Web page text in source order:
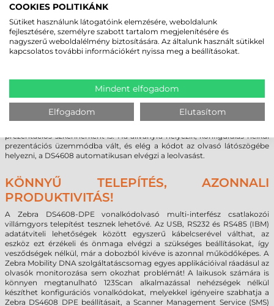
magasságból többször is leeshetnek betonkeménységű felületekre
anélkül, hogy sérülne az eszköz, fél méteres ejtéseket pedig még 2.000
alkalom után is károsodásmentesen vészelnek át.
A Zebra DS4608 DPE pisztolynyél markolata ergonomikus, biztos
fogást és célzást tesz lehetővé, kezelése intuitív, a műveletek
eredményéről számos módon tud visszajelzést adni, a felhasználó
módon. A tipikusnak mondható hangjelzések mellett a készülékház
tetején elhelyezett LED is információt nyújt, de a közvetlenül a
vonalkódra vetített fény (Zebra Direct Decode Indicator) és a
mobiltelefonokról ismert rezgő funkció is egyértelmű visszacsatolást
biztosít, így akár zajos csarnokokban is biztonsággal alkalmazható. A
prezentációs szkennerként is. Ha állványra helyezik, konfigurálás nélkül
prezentációs üzemmódba vált, és elég a kódot az olvasó látószögébe
helyezni, a DS4608 automatikusan elvégzi a leolvasást.
KÖNNYŰ TELEPÍTÉS, AZONNALI
PRODUKTIVITÁS!
A Zebra DS4608-DPE vonalkódolvasó multi-interfész csatlakozói
villámgyors telepítést tesznek lehetővé. Az USB, RS232 és RS485 (IBM)
adatátviteli lehetőségek között egyszerű kábelcserével válthat, az
eszköz ezt érzékeli és önmaga elvégzi a szükséges beállításokat, így
vesződségek nélkül, már a dobozból kivéve is azonnal működőképes. A
Zebra Mobility DNA szolgáltatáscsomag egyes applikációival ráadásul az
olvasók monitorozása sem okozhat problémát! A laikusok számára is
könnyen megtanulható 123Scan alkalmazással nehézségek nélkül
készíthet konfigurációs vonalkódokat, melyekkel igényeire szabhatja a
Zebra DS4608 DPE beállításait, a Scanner Management Service (SMS)
COOKIES POLITIKÁNK
Sütiket használunk látogatóink elemzésére, weboldalunk
fejlesztésére, személyre szabott tartalom megjelenítésére és
nagyszerű weboldalélmény biztosítására. Az általunk használt sütikkel
kapcsolatos további információkért nyissa meg a beállításokat.
Mindent elfogadom
Elfogadom Elutasítom